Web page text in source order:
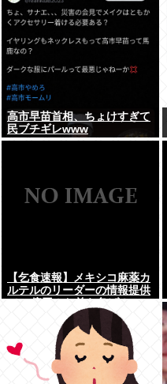
高市早苗首相、ちょけすぎて
民ブチギレwww
【乞食速報】メキシコ麻薬カ
ルテルのリーダーの情報提供